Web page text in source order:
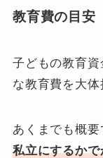
教育費の目安
子どもの教育
な教育費を大体
あくまでも概要
私立にするか